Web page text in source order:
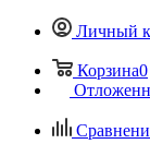
Личный
Корзина0